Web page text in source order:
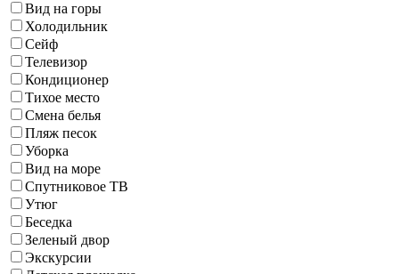
Вид на горы
Холодильник
Сейф
Телевизор
Кондиционер
Тихое место
Смена белья
Пляж песок
Уборка
Вид на море
Спутниковое ТВ
Утюг
Беседка
Зеленый двор
Экскурсии